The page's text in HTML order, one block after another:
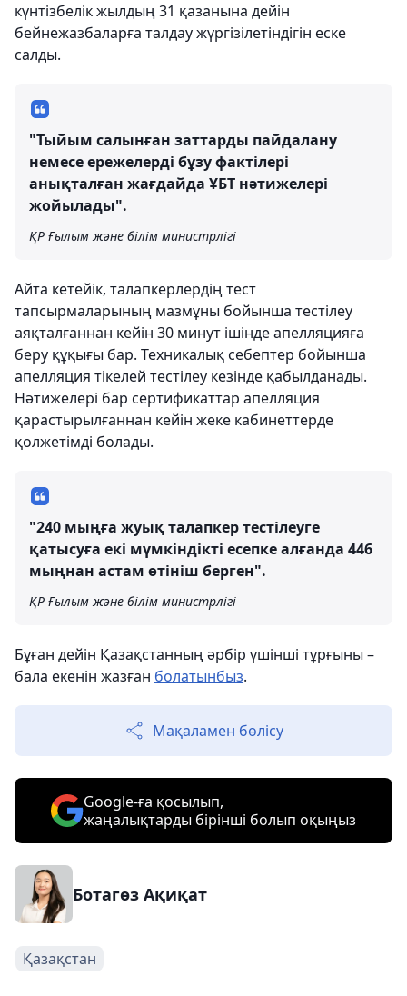
күнтізбелік жылдың 31 қазанына дейін
бейнежазбаларға талдау жүргізілетіндігін еске
салды.
"Тыйым салынған заттарды пайдалану
немесе ережелерді бұзу фактілері
анықталған жағдайда ҰБТ нәтижелері
жойылады".
ҚР Ғылым және білім министрлігі
Айта кетейік, талапкерлердің тест
тапсырмаларының мазмұны бойынша тестілеу
аяқталғаннан кейін 30 минут ішінде апелляцияға
беру құқығы бар. Техникалық себептер бойынша
апелляция тікелей тестілеу кезінде қабылданады.
Нәтижелері бар сертификаттар апелляция
қарастырылғаннан кейін жеке кабинеттерде
қолжетімді болады.
"240 мыңға жуық талапкер тестілеуге
қатысуға екі мүмкіндікті есепке алғанда 446
мыңнан астам өтініш берген".
ҚР Ғылым және білім министрлігі
Бұған дейін Қазақстанның әрбір үшінші тұрғыны –
бала екенін жазған болатынбыз.
Мақаламен бөлісу
Google-ға қосылып,
жаңалықтарды бірінші болып оқыңыз
Ботагөз Ақиқат
Қазақстан